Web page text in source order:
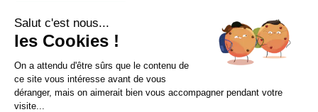
Sur LinkedIn Sur Youtube
Sur X Sur Facebook
Réacteur
alfie formation